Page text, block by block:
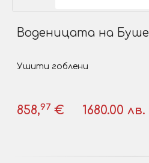
Воденицата на Буше
Ушити гоблени
858,97 € 1680.00 лв.